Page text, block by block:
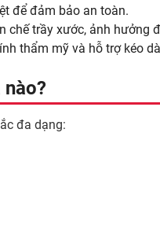
để đảm bảo an toàn.
chế trầy xước, ảnh hưởng
thẩm mỹ và hỗ trợ kéo
đa dạng: